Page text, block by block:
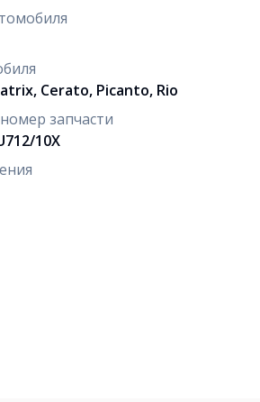
Cerato, Picanto, Rio
запчасти
10X